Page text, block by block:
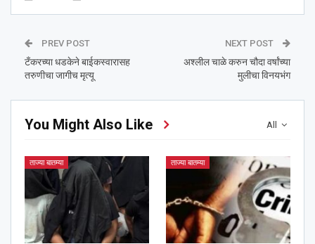
PREV POST
टँकरच्या धडकेने बाईकस्वारासह
तरुणीचा जागीच मृत्यू
NEXT POST
अश्‍लील चाळे करुन चौदा वर्षांच्या
मुलीचा विनयभंग
All
You Might Also Like
ताज्या बातम्या ताज्या बातम्या